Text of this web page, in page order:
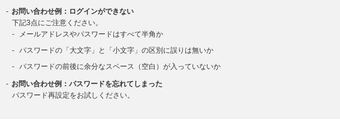
お問い合わせ例：ログインができない
下記3点にご注意ください。
メールアドレスやパスワードはすべて半角か
パスワードの「大文字」と「小文字」の区別に誤りは無いか
パスワードの前後に余分なスペース（空白）が入っていないか
お問い合わせ例：パスワードを忘れてしまった
パスワード再設定をお試しください。